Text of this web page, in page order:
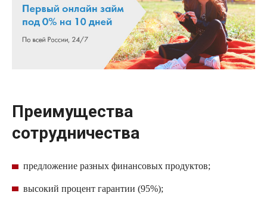
Преимущества
сотрудничества
предложение разных финансовых продуктов;
высокий процент гарантии (95%);